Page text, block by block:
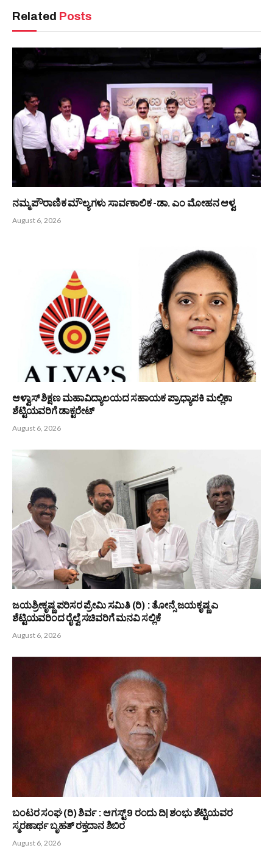
Related Posts
ನಮ್ಮ ಪೌರಾಣಿಕ ಮೌಲ್ಯಗಳು ಸಾರ್ವಕಾಲಿಕ -ಡಾ. ಎಂ ಮೋಹನ ಆಳ್ವ
August 6, 2026
ಆಳ್ವಾಸ್ ಶಿಕ್ಷಣ ಮಹಾವಿದ್ಯಾಲಯದ ಸಹಾಯಕ ಪ್ರಾಧ್ಯಾಪಕಿ ಮಲ್ಲಿಕಾ
ಶೆಟ್ಟಿಯವರಿಗೆ ಡಾಕ್ಟರೇಟ್
August 6, 2026
ಜಯಶ್ರೀಕೃಷ್ಣ ಪರಿಸರ ಪ್ರೇಮಿ ಸಮಿತಿ (ರಿ) : ತೋನ್ಸೆ ಜಯಕೃಷ್ಣ ಎ
ಶೆಟ್ಟಿಯವರಿಂದ ರೈಲ್ವೆ ಸಚಿವರಿಗೆ ಮನವಿ ಸಲ್ಲಿಕೆ
August 6, 2026
ಬಂಟರ ಸಂಘ (ರಿ) ಶಿರ್ವ : ಆಗಸ್ಟ್ 9 ರಂದು ದಿ| ಶಂಭು ಶೆಟ್ಟಿಯವರ
ಸ್ಮರಣಾರ್ಥ ಬೃಹತ್ ರಕ್ತದಾನ ಶಿಬಿರ
August 6, 2026